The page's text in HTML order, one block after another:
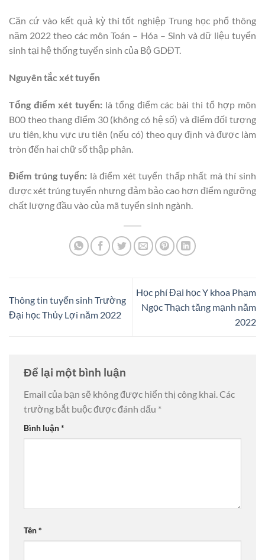
Căn cứ vào kết quả kỳ thi tốt nghiệp Trung học phổ thông
năm 2022 theo các môn Toán – Hóa – Sinh và dữ liệu tuyển
sinh tại hệ thống tuyển sinh của Bộ GDĐT.
Nguyên tắc xét tuyển
Tổng điểm xét tuyển:là tổng điểm các bài thi tổ hợp môn
B00 theo thang điểm 30 (không có hệ số) và điểm đối tượng
ưu tiên, khu vực ưu tiên (nếu có) theo quy định và được làm
tròn đến hai chữ số thập phân.
Điểm trúng tuyển: là điểm xét tuyển thấp nhất mà thí sinh
được xét trúng tuyển nhưng đảm bảo cao hơn điểm ngưỡng
chất lượng đầu vào của mã tuyển sinh ngành.
Thông tin tuyển sinh Trường
Đại học Thủy Lợi năm 2022
Học phí Đại học Y khoa Phạm
Ngọc Thạch tăng mạnh năm
2022
Để lại một bình luận
Email của bạn sẽ không được hiển thị công khai.Các
trường bắt buộc được đánh dấu *
Bình luận*
Tên*